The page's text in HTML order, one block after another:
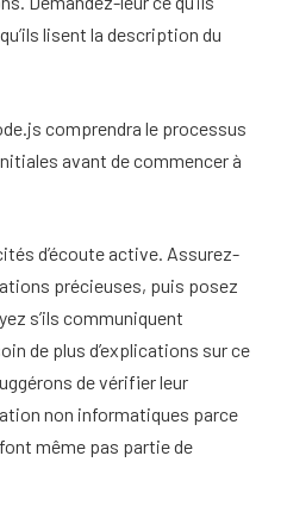
lisent la description du
comprendra le processus
avant de commencer à
d’écoute active. Assurez-
précieuses, puis posez
s’ils communiquent
de plus d’explications sur ce
de vérifier leur
non informatiques parce
même pas partie de